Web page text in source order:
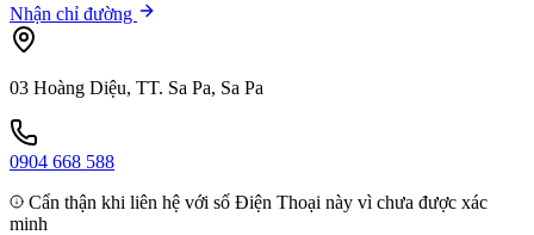
Nhận chỉ đường
03 Hoàng Diệu, TT. Sa Pa, Sa Pa
0904 668 588
Cẩn thận khi liên hệ với số Điện Thoại này vì chưa được xác
minh